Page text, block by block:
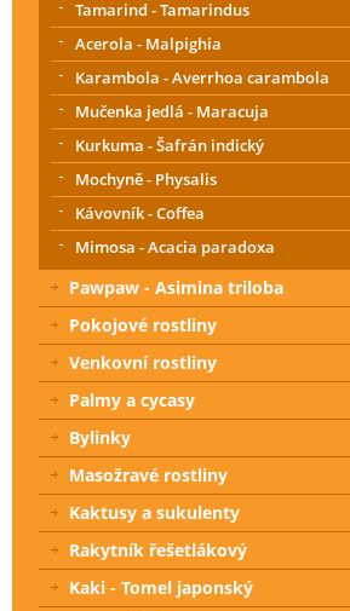
Tamarind - Tamarindus
Acerola - Malpighia
Karambola - Averrhoa carambola
Mučenka jedlá - Maracuja
Kurkuma - Šafrán indický
Mochyně - Physalis
Kávovník - Coffea
Mimosa - Acacia paradoxa
Pawpaw - Asimina triloba
Pokojové rostliny
Venkovní rostliny
Palmy a cycasy
Bylinky
Masožravé rostliny
Kaktusy a sukulenty
Rakytník řešetlákový
Kaki - Tomel japonský